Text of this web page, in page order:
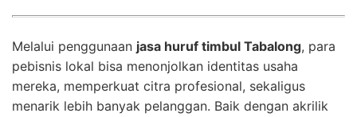
Melalui penggunaan jasa huruf timbul Tabalong, para
pebisnis lokal bisa menonjolkan identitas usaha
mereka, memperkuat citra profesional, sekaligus
menarik lebih banyak pelanggan. Baik dengan akrilik